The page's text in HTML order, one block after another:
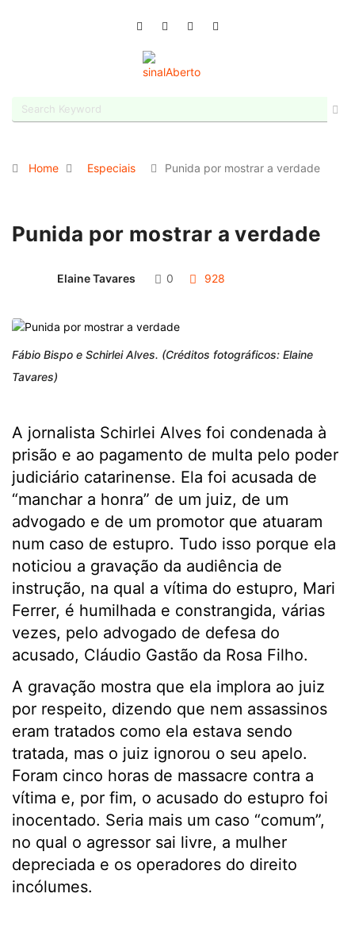
Home Especiais Punida por mostrar a verdade
Punida por mostrar a verdade
Elaine Tavares 0 928
Fábio Bispo e Schirlei Alves. (Créditos fotográficos: Elaine
Tavares)
A jornalista Schirlei Alves foi condenada à
prisão e ao pagamento de multa pelo poder
judiciário catarinense. Ela foi acusada de
“manchar a honra” de um juiz, de um
advogado e de um promotor que atuaram
num caso de estupro. Tudo isso porque ela
noticiou a gravação da audiência de
instrução, na qual a vítima do estupro, Mari
Ferrer, é humilhada e constrangida, várias
vezes, pelo advogado de defesa do
acusado, Cláudio Gastão da Rosa Filho.
A gravação mostra que ela implora ao juiz
por respeito, dizendo que nem assassinos
eram tratados como ela estava sendo
tratada, mas o juiz ignorou o seu apelo.
Foram cinco horas de massacre contra a
vítima e, por fim, o acusado do estupro foi
inocentado. Seria mais um caso “comum”,
no qual o agressor sai livre, a mulher
depreciada e os operadores do direito
incólumes.